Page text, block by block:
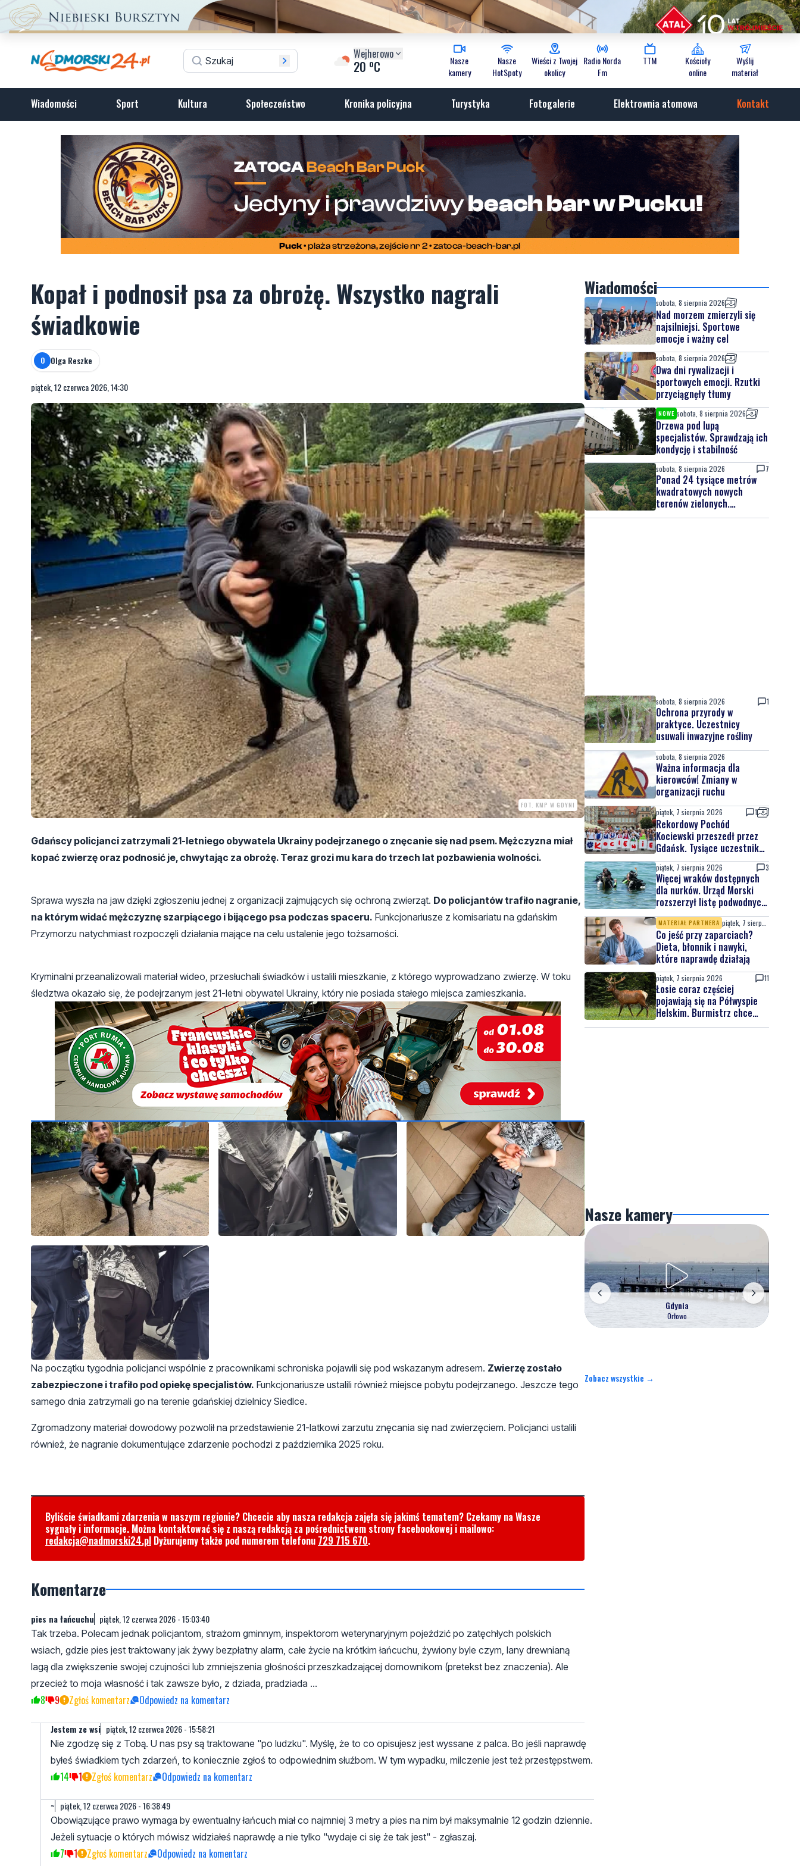
Wejherowo
20 oC
Nasze
kamery
Nasze
HotSpoty
Wieści z Twojej
okolicy
Radio Norda
Fm
TTM
Kościoły
online
Wyślij
materiał
Wiadomości Sport Kultura Społeczeństwo Kronika policyjna Turystyka Fotogalerie Elektrownia atomowa Kontakt
Kopał i podnosił psa za obrożę. Wszystko nagrali
świadkowie
O Olga Reszke
piątek, 12 czerwca 2026, 14:30
FOT. KMP W GDYNI
Gdańscy policjanci zatrzymali 21-letniego obywatela Ukrainy podejrzanego o znęcanie się nad psem. Mężczyzna miał
kopać zwierzę oraz podnosić je, chwytając za obrożę. Teraz grozi mu kara do trzech lat pozbawienia wolności.
Sprawa wyszła na jaw dzięki zgłoszeniu jednej z organizacji zajmujących się ochroną zwierząt. Do policjantów trafiło nagranie,
na którym widać mężczyznę szarpiącego i bijącego psa podczas spaceru. Funkcjonariusze z komisariatu na gdańskim
Przymorzu natychmiast rozpoczęli działania mające na celu ustalenie jego tożsamości.
Kryminalni przeanalizowali materiał wideo, przesłuchali świadków i ustalili mieszkanie, z którego wyprowadzano zwierzę. W toku
śledztwa okazało się, że podejrzanym jest 21-letni obywatel Ukrainy, który nie posiada stałego miejsca zamieszkania.
Na początku tygodnia policjanci wspólnie z pracownikami schroniska pojawili się pod wskazanym adresem. Zwierzę zostało
zabezpieczone i trafiło pod opiekę specjalistów. Funkcjonariusze ustalili również miejsce pobytu podejrzanego. Jeszcze tego
samego dnia zatrzymali go na terenie gdańskiej dzielnicy Siedlce.
Zgromadzony materiał dowodowy pozwolił na przedstawienie 21-latkowi zarzutu znęcania się nad zwierzęciem. Policjanci ustalili
również, że nagranie dokumentujące zdarzenie pochodzi z października 2025 roku.
Byliście świadkami zdarzenia w naszym regionie? Chcecie aby nasza redakcja zajęła się jakimś tematem? Czekamy na Wasze
sygnały i informacje. Można kontaktować się z naszą redakcją za pośrednictwem strony facebookowej i mailowo:
redakcja@nadmorski24.pl Dyżurujemy także pod numerem telefonu 729 715 670.
Komentarze
pies na łańcuchu piątek, 12 czerwca 2026 - 15:03:40
Tak trzeba. Polecam jednak policjantom, strażom gminnym, inspektorom weterynaryjnym pojeździć po zatęchłych polskich
wsiach, gdzie pies jest traktowany jak żywy bezpłatny alarm, całe życie na krótkim łańcuchu, żywiony byle czym, lany drewnianą
lagą dla zwiększenie swojej czujności lub zmniejszenia głośności przeszkadzającej domownikom (pretekst bez znaczenia). Ale
przecież to moja własność i tak zawsze było, z dziada, pradziada ...
8 9 Zgłoś komentarz Odpowiedz na komentarz
Jestem ze wsi piątek, 12 czerwca 2026 - 15:58:21
Nie zgodzę się z Tobą. U nas psy są traktowane "po ludzku". Myślę, że to co opisujesz jest wyssane z palca. Bo jeśli naprawdę
byłeś świadkiem tych zdarzeń, to koniecznie zgłoś to odpowiednim słuźbom. W tym wypadku, milczenie jest też przestępstwem.
14 1 Zgłoś komentarz Odpowiedz na komentarz
~ piątek, 12 czerwca 2026 - 16:38:49
Obowiązujące prawo wymaga by ewentualny łańcuch miał co najmniej 3 metry a pies na nim był maksymalnie 12 godzin dziennie.
Jeżeli sytuacje o których mówisz widziałeś naprawdę a nie tylko "wydaje ci się że tak jest" - zgłaszaj.
7 1 Zgłoś komentarz Odpowiedz na komentarz
Wiadomości
sobota, 8 sierpnia 2026
Nad morzem zmierzyli się
najsilniejsi. Sportowe
emocje i ważny cel
sobota, 8 sierpnia 2026
Dwa dni rywalizacji i
sportowych emocji. Rzutki
przyciągnęły tłumy
NOWE sobota, 8 sierpnia 2026
Drzewa pod lupą
specjalistów. Sprawdzają ich
kondycję i stabilność
sobota, 8 sierpnia 2026 7
Ponad 24 tysiące metrów
kwadratowych nowych
terenów zielonych.
Powstanie nowa przestrzeń
sobota, 8 sierpnia 2026 1
Ochrona przyrody w
praktyce. Uczestnicy
usuwali inwazyjne rośliny
sobota, 8 sierpnia 2026
Ważna informacja dla
kierowców! Zmiany w
organizacji ruchu
piątek, 7 sierpnia 2026 1
Rekordowy Pochód
Kociewski przeszedł przez
Gdańsk. Tysiące uczestników
na jubileuszowej edycji
piątek, 7 sierpnia 2026 3
Więcej wraków dostępnych
dla nurków. Urząd Morski
rozszerzył listę podwodnych
atrakcji
MATERIAŁ PARTNERA
Co jeść przy zaparciach?
Dieta, błonnik i nawyki,
które naprawdę działają
piątek, 7 sierpnia 2026 11
Łosie coraz częściej
pojawiają się na Półwyspie
Helskim. Burmistrz chce
nowych znaków drogowych
Nasze kamery
Gdynia
Orłowo
Zobacz wszystkie →